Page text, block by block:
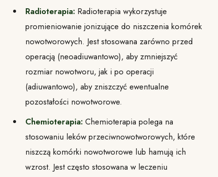
Radioterapia: Radioterapia wykorzystuje
promieniowanie jonizujące do niszczenia komórek
nowotworowych. Jest stosowana zarówno przed
operacją (neoadiuwantowo), aby zmniejszyć
rozmiar nowotworu, jak i po operacji
(adiuwantowo), aby zniszczyć ewentualne
pozostałości nowotworowe.
Chemioterapia: Chemioterapia polega na
stosowaniu leków przeciwnowotworowych, które
niszczą komórki nowotworowe lub hamują ich
wzrost. Jest często stosowana w leczeniu